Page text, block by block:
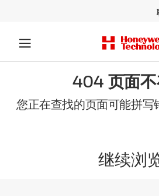
404 页面
您正在查找的页面可能拼写
继续浏